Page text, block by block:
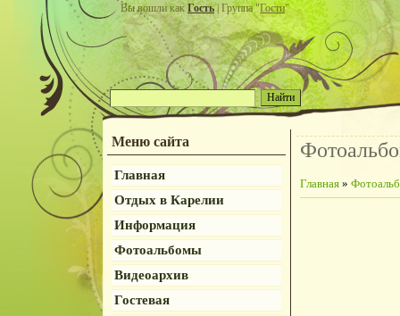
Вы вошли какГость| Группа "Гости"
Меню сайта
Главная
Отдых в Карелии
Информация
Фотоальбомы
Видеоархив
Гостевая
Главная »